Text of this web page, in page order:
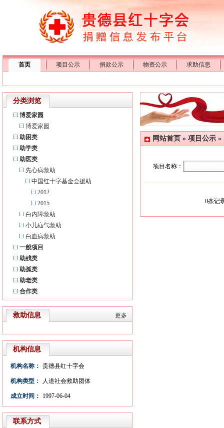
首页 项目公示 捐款公示 物资公示 求助信息
分类浏览
博爱家园
博爱家园
助困类
助学类
助医类
先心病救助
中国红十字基金会援助
2012
2015
白内障救助
小儿疝气救助
白血病救助
一般项目
助残类
助孤类
助老类
合作类
更多
救助信息
机构信息
机构名称： 贵德县红十字会
机构类型： 人道社会救助团体
成立时间： 1997-06-04
联系方式
网站首页 » 项目公示 »
项目名称：
0条记